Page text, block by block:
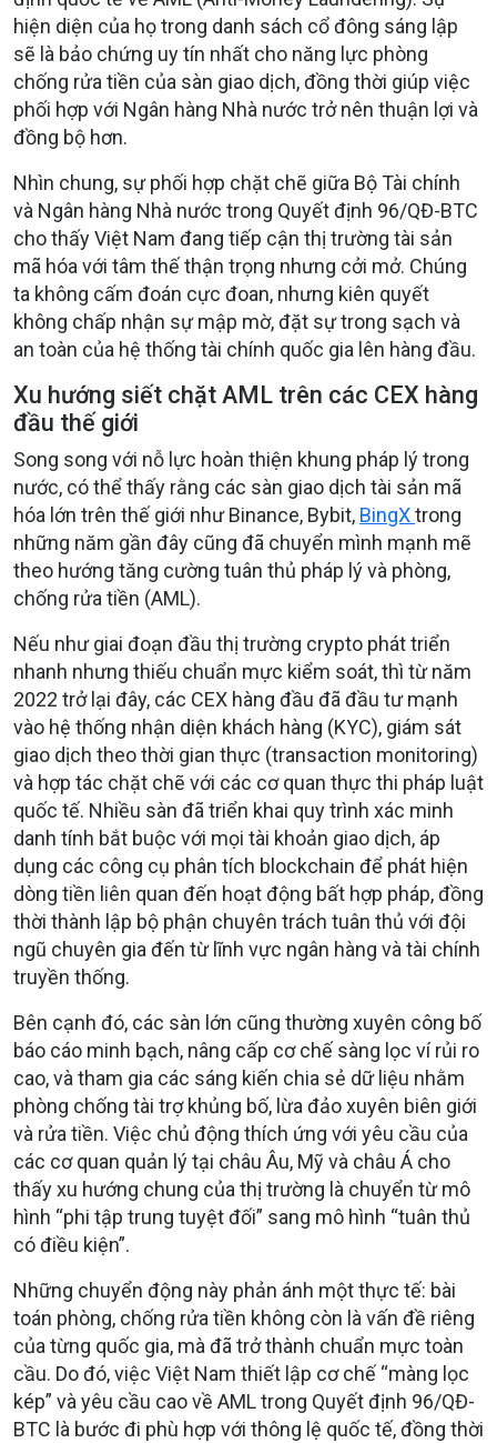
hiện diện của họ trong danh sách cổ đông sáng lập
sẽ là bảo chứng uy tín nhất cho năng lực phòng
chống rửa tiền của sàn giao dịch, đồng thời giúp việc
phối hợp với Ngân hàng Nhà nước trở nên thuận lợi và
đồng bộ hơn.
Nhìn chung, sự phối hợp chặt chẽ giữa Bộ Tài chính
và Ngân hàng Nhà nước trong Quyết định 96/QĐ-BTC
cho thấy Việt Nam đang tiếp cận thị trường tài sản
mã hóa với tâm thế thận trọng nhưng cởi mở. Chúng
ta không cấm đoán cực đoan, nhưng kiên quyết
không chấp nhận sự mập mờ, đặt sự trong sạch và
an toàn của hệ thống tài chính quốc gia lên hàng đầu.
Xu hướng siết chặt AML trên các CEX hàng
đầu thế giới
Song song với nỗ lực hoàn thiện khung pháp lý trong
nước, có thể thấy rằng các sàn giao dịch tài sản mã
hóa lớn trên thế giới như Binance, Bybit, BingXtrong
những năm gần đây cũng đã chuyển mình mạnh mẽ
theo hướng tăng cường tuân thủ pháp lý và phòng,
chống rửa tiền (AML).
Nếu như giai đoạn đầu thị trường crypto phát triển
nhanh nhưng thiếu chuẩn mực kiểm soát, thì từ năm
2022 trở lại đây, các CEX hàng đầu đã đầu tư mạnh
vào hệ thống nhận diện khách hàng (KYC), giám sát
giao dịch theo thời gian thực (transaction monitoring)
và hợp tác chặt chẽ với các cơ quan thực thi pháp luật
quốc tế. Nhiều sàn đã triển khai quy trình xác minh
danh tính bắt buộc với mọi tài khoản giao dịch, áp
dụng các công cụ phân tích blockchain để phát hiện
dòng tiền liên quan đến hoạt động bất hợp pháp, đồng
thời thành lập bộ phận chuyên trách tuân thủ với đội
ngũ chuyên gia đến từ lĩnh vực ngân hàng và tài chính
truyền thống.
Bên cạnh đó, các sàn lớn cũng thường xuyên công bố
báo cáo minh bạch, nâng cấp cơ chế sàng lọc ví rủi ro
cao, và tham gia các sáng kiến chia sẻ dữ liệu nhằm
phòng chống tài trợ khủng bố, lừa đảo xuyên biên giới
và rửa tiền. Việc chủ động thích ứng với yêu cầu của
các cơ quan quản lý tại châu Âu, Mỹ và châu Á cho
thấy xu hướng chung của thị trường là chuyển từ mô
hình “phi tập trung tuyệt đối” sang mô hình “tuân thủ
có điều kiện”.
Những chuyển động này phản ánh một thực tế: bài
toán phòng, chống rửa tiền không còn là vấn đề riêng
của từng quốc gia, mà đã trở thành chuẩn mực toàn
cầu. Do đó, việc Việt Nam thiết lập cơ chế “màng lọc
kép” và yêu cầu cao về AML trong Quyết định 96/QĐ-
BTC là bước đi phù hợp với thông lệ quốc tế, đồng thời